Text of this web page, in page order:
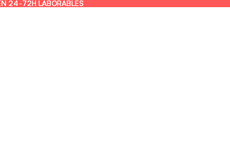
24-72H LABORABLES
24-72H LABORABLES